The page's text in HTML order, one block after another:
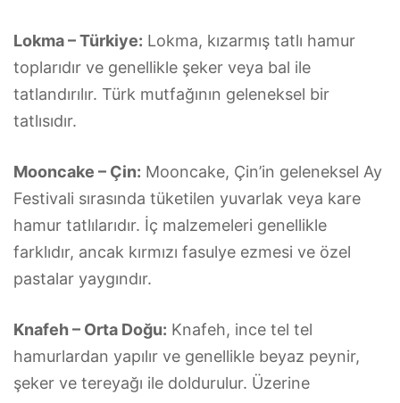
Lokma – Türkiye: Lokma, kızarmış tatlı hamur
toplarıdır ve genellikle şeker veya bal ile
tatlandırılır. Türk mutfağının geleneksel bir
tatlısıdır.
Mooncake – Çin: Mooncake, Çin’in geleneksel Ay
Festivali sırasında tüketilen yuvarlak veya kare
hamur tatlılarıdır. İç malzemeleri genellikle
farklıdır, ancak kırmızı fasulye ezmesi ve özel
pastalar yaygındır.
Knafeh – Orta Doğu: Knafeh, ince tel tel
hamurlardan yapılır ve genellikle beyaz peynir,
şeker ve tereyağı ile doldurulur. Üzerine